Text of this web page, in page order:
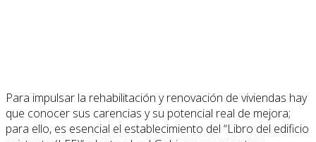
Para impulsar la rehabilitación y renovación de viviendas hay
que conocer sus carencias y su potencial real de mejora;
para ello, es esencial el establecimiento del “Libro del edificio